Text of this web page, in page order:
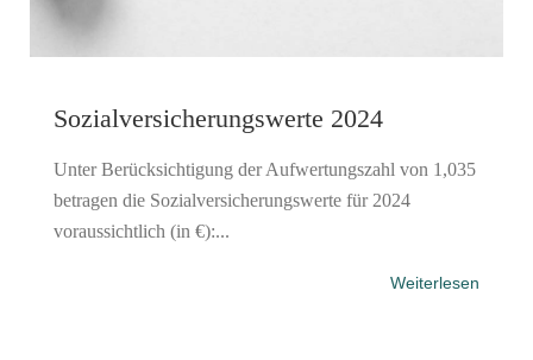
Sozialversicherungswerte 2024
Unter Berücksichtigung der Aufwertungszahl von 1,035
betragen die Sozialversicherungswerte für 2024
voraussichtlich (in €):...
Weiterlesen